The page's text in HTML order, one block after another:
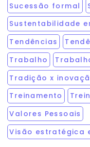
Sucessão formal
Sustentabilidade
Tendências
Trabalho
Tradição x
Treinamento
Valores Pessoais
Visão estratégica